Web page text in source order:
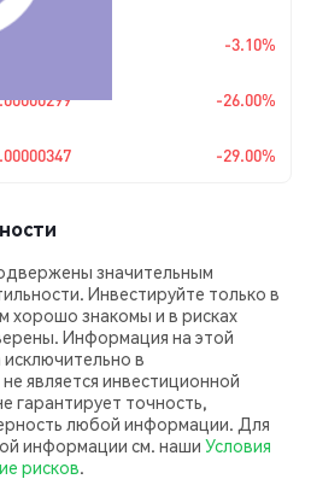
-3.10%
-26.00%
-29.00%
значительным
Инвестируйте только в
хорошо знакомы и в рисках
Информация на этой
в
является инвестиционной
гарантирует точность,
любой информации. Для
информации см. наши Условия
рисков.